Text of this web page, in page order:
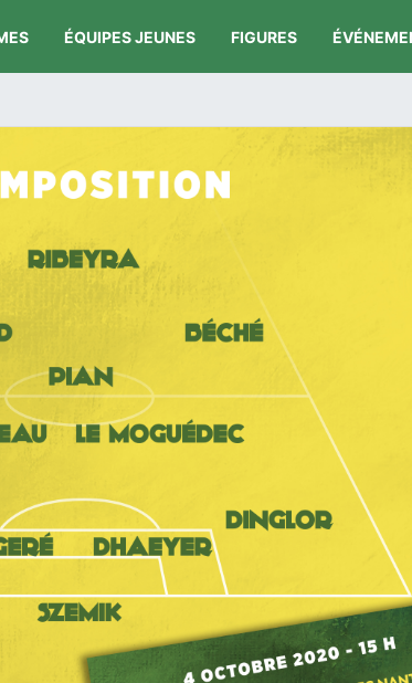
ÉQUIPES JEUNES FIGURES